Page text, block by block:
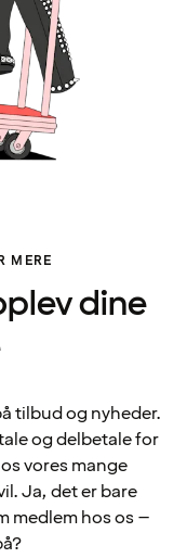
MERE
dine
tilbud og nyheder.
og delbetale for
vores mange
Ja, det er bare
medlem hos os –